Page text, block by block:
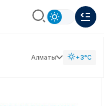
Алматы +3°C